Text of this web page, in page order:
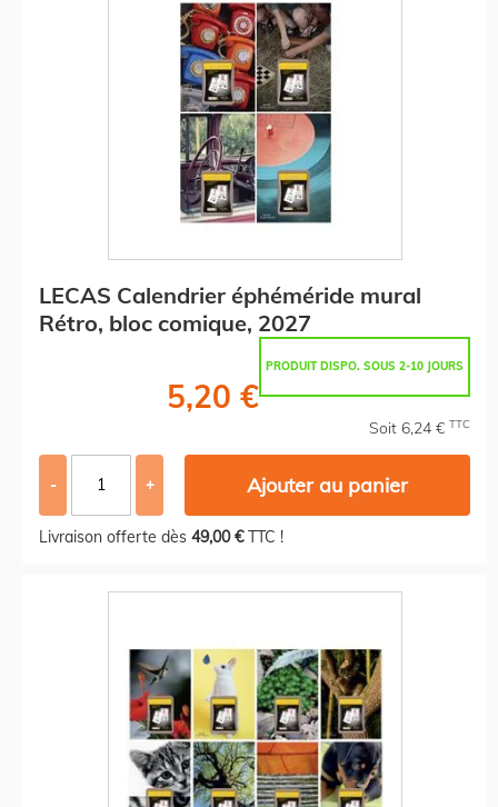
LECAS Calendrier éphéméride mural
Rétro, bloc comique, 2027
PRODUIT DISPO. SOUS 2-10 JOURS
5,20 €
Soit 6,24 € TTC
- + Ajouter au panier
Livraison offerte dès 49,00 €TTC !